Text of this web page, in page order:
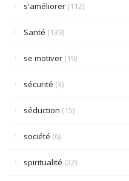
s'améliorer (112)
Santé (139)
se motiver (19)
sécurité (3)
séduction (15)
société (6)
spiritualité (22)